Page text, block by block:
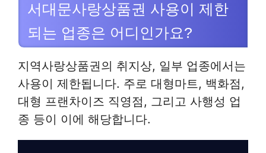
서대문사랑상품권 사용이 제한
되는 업종은 어디인가요?
지역사랑상품권의 취지상, 일부 업종에서는
사용이 제한됩니다. 주로 대형마트, 백화점,
대형 프랜차이즈 직영점, 그리고 사행성 업
종 등이 이에 해당합니다.